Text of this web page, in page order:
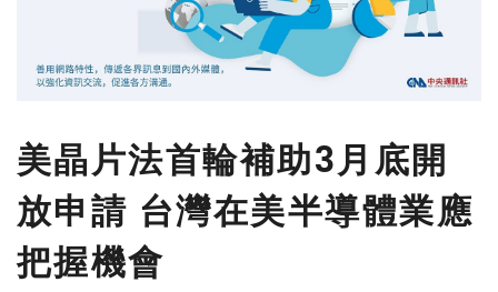
美晶片法首輪補助3月底開
放申請 台灣在美半導體業應
把握機會